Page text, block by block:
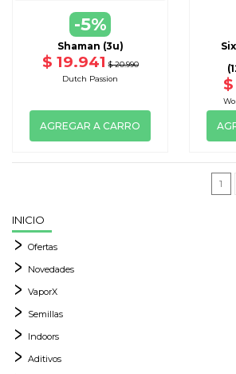
-5%
Shaman (3u)
$ 19.941 $ 20.990
Dutch Passion
AGREGAR A CARRO
1
INICIO
Ofertas
Novedades
VaporX
Semillas
Indoors
Aditivos